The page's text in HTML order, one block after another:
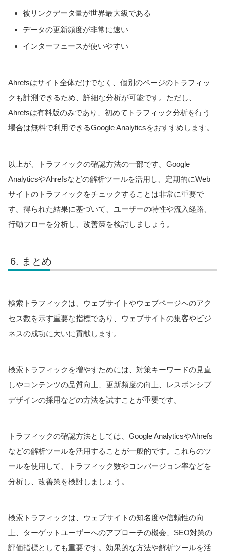
被リンクデータ量が世界最大級である
データの更新頻度が非常に速い
インターフェースが使いやすい
Ahrefsはサイト全体だけでなく、個別のページのトラフィッ
クも計測できるため、詳細な分析が可能です。ただし、
Ahrefsは有料版のみであり、初めてトラフィック分析を行う
場合は無料で利用できるGoogle Analyticsをおすすめします。
以上が、トラフィックの確認方法の一部です。Google
AnalyticsやAhrefsなどの解析ツールを活用し、定期的にWeb
サイトのトラフィックをチェックすることは非常に重要で
す。得られた結果に基づいて、ユーザーの特性や流入経路、
行動フローを分析し、改善策を検討しましょう。
まとめ
検索トラフィックは、ウェブサイトやウェブページへのアク
セス数を示す重要な指標であり、ウェブサイトの集客やビジ
ネスの成功に大いに貢献します。
検索トラフィックを増やすためには、対策キーワードの見直
しやコンテンツの品質向上、更新頻度の向上、レスポンシブ
デザインの採用などの方法を試すことが重要です。
トラフィックの確認方法としては、Google AnalyticsやAhrefs
などの解析ツールを活用することが一般的です。これらのツ
ールを使用して、トラフィック数やコンバージョン率などを
分析し、改善策を検討しましょう。
検索トラフィックは、ウェブサイトの知名度や信頼性の向
上、ターゲットユーザーへのアプローチの機会、SEO対策の
評価指標としても重要です。効果的な方法や解析ツールを活